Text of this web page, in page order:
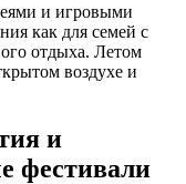
и игровыми
как для семей с
отдыха. Летом
воздухе и
и
фестивали